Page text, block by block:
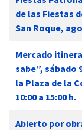
de las Fiestas
San Roque,
Mercado
sabe”, sábado
la Plaza de la
10:00 a 15:00 h.
Abierto por